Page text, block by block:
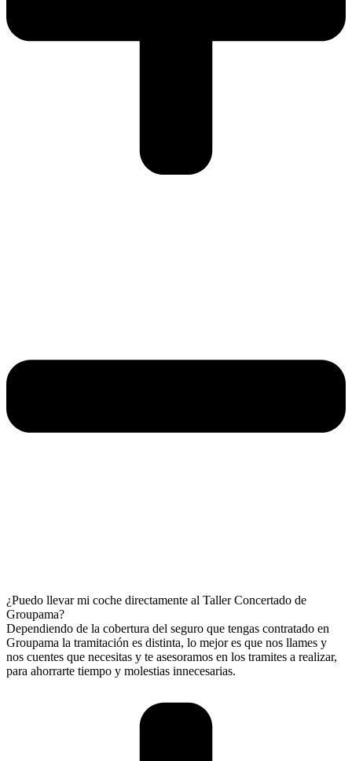
¿Puedo llevar mi coche directamente al Taller Concertado de
Groupama?
Dependiendo de la cobertura del seguro que tengas contratado en
Groupama la tramitación es distinta, lo mejor es que nos llames y
nos cuentes que necesitas y te asesoramos en los tramites a realizar,
para ahorrarte tiempo y molestias innecesarias.